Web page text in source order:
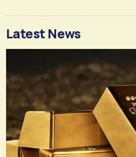
Latest News